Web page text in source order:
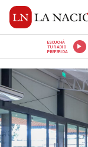
ESCUCHÁ
TU RADIO
PREFERIDA